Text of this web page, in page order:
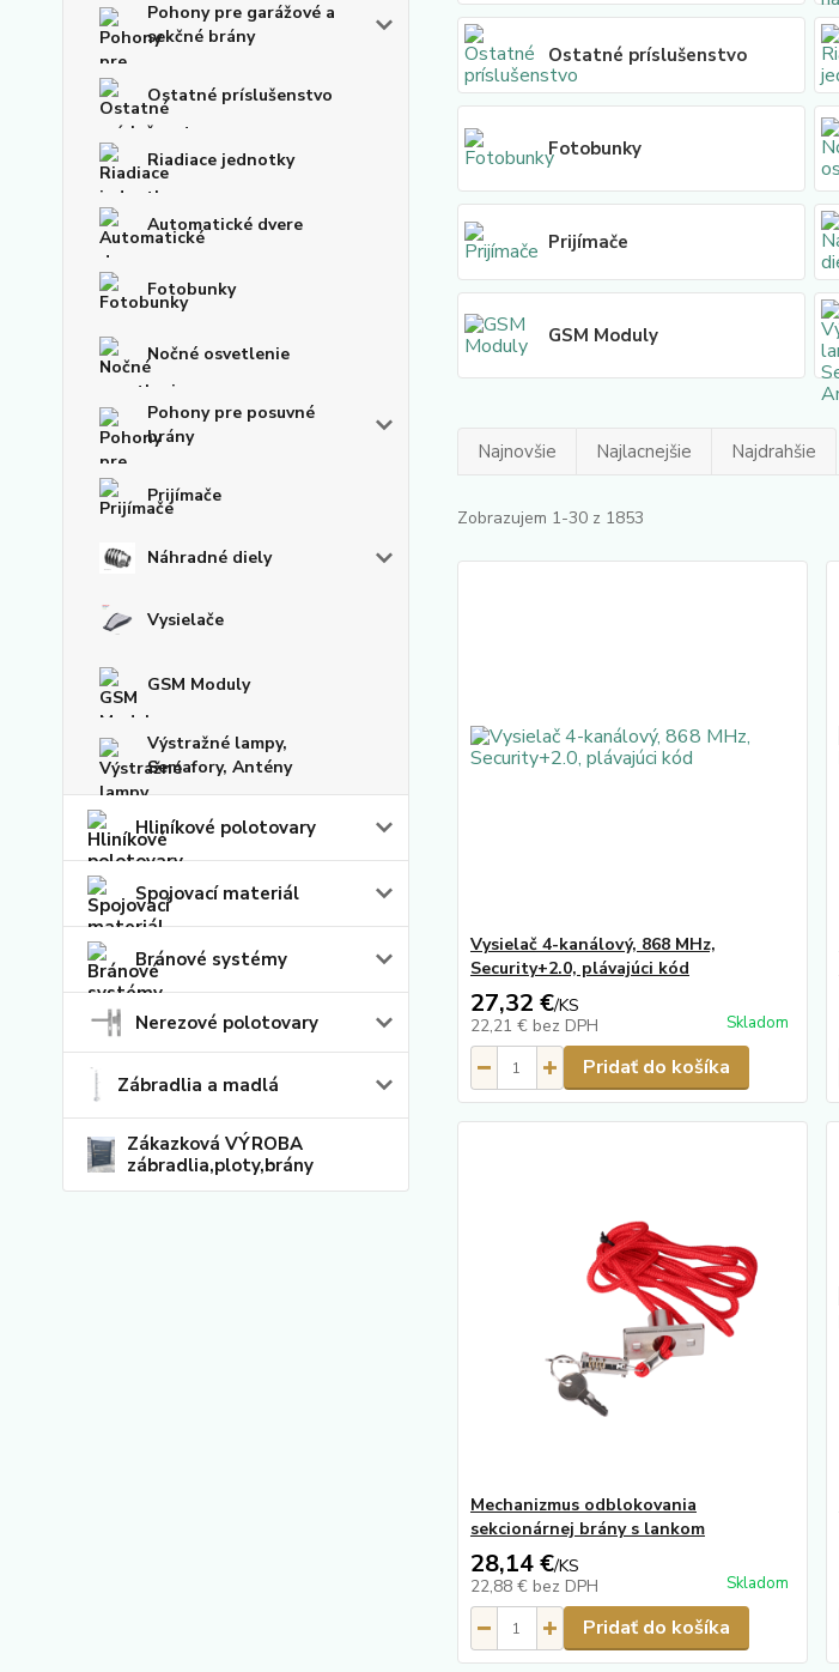
Pohony pre garážové a
sekčné brány
Ostatné príslušenstvo
Riadiace jednotky
Automatické dvere
Fotobunky
Nočné osvetlenie
Pohony pre posuvné
brány
Prijímače
Náhradné diely
Vysielače
GSM Moduly
Výstražné lampy,
Semafory, Antény
Hliníkové polotovary
Spojovací materiál
Bránové systémy
Nerezové polotovary
Zábradlia a madlá
Zákazková VÝROBA
zábradlia,ploty,brány
Ostatné príslušenstvo
Fotobunky
Prijímače
GSM Moduly
Najnovšie Najlacnejšie Najdrahšie
Zobrazujem 1-30 z 1853
Vysielač 4-kanálový, 868 MHz,
Security+2.0, plávajúci kód
27,32 €/KS
22,21 € bez DPH Skladom
Pridať do košíka
Mechanizmus odblokovania
sekcionárnej brány s lankom
28,14 €/KS
22,88 € bez DPH Skladom
Pridať do košíka